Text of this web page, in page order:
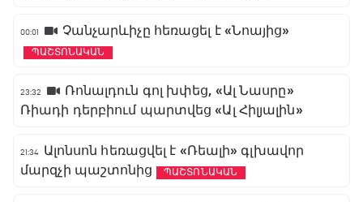
00:01 Չանչարևիչը հեռացել է «Նոայից»
ՊԱՇՏՈՆԱԿԱՆ
23:32
Ռոնալդուն գոլ խփեց, «Ալ Նասրը»
Ռիադի դերբիում պարտվեց «Ալ Հիլյալին»
21:34 Ալոնսոն հեռացվել է «Ռեալի» գլխավոր
մարզչի պաշտոնից
ՊԱՇՏՈՆԱԿԱՆ